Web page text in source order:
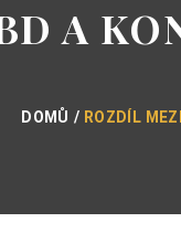
A
DOMŮ ROZDÍL